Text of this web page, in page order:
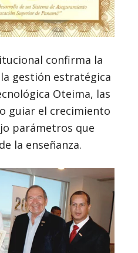
confirma la
gestión estratégica
Oteima, las
guiar el crecimiento
parámetros que
la enseñanza.